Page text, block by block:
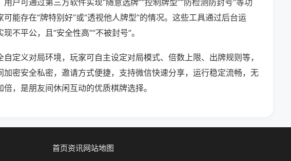
能存在“牌特别好”或“透视他人牌型”的情况。这些工具通过后台运
不平公，且“安全性高”“不被封号”。
定义对局环境，玩家可自主设定对局模式、倍数上限、出牌规则等，
加密安全私密，邀请方式便捷，支持微信快速分享，运行稳定流畅，无
，是朋友间休闲互动的优质棋牌选择。
首页资讯网站地图